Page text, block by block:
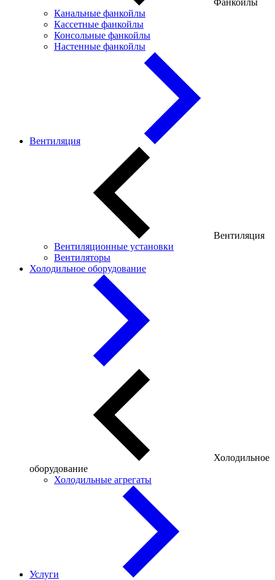
Фанкойлы
Канальные фанкойлы
Кассетные фанкойлы
Консольные фанкойлы
Настенные фанкойлы
Вентиляция
Вентиляция
Вентиляционные установки
Вентиляторы
Холодильное оборудование
Холодильное
оборудование
Холодильные агрегаты
Услуги